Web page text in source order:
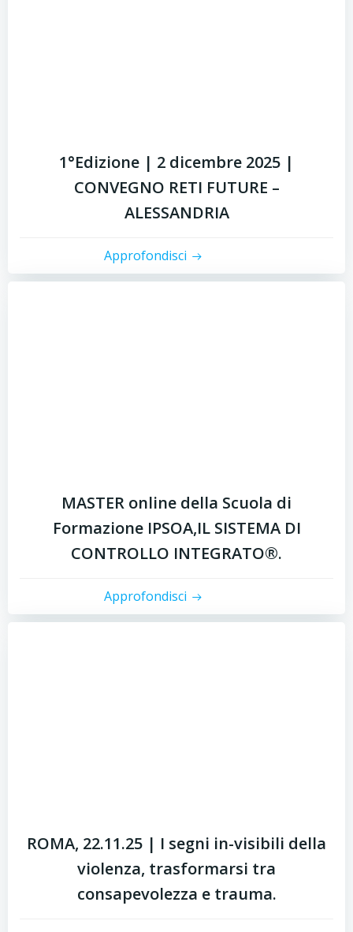
1°Edizione | 2 dicembre 2025 |
CONVEGNO RETI FUTURE –
ALESSANDRIA
Approfondisci
MASTER online della Scuola di
Formazione IPSOA,IL SISTEMA DI
CONTROLLO INTEGRATO®.
Approfondisci
ROMA, 22.11.25 | I segni in-visibili della
violenza, trasformarsi tra
consapevolezza e trauma.